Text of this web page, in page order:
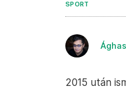
SPORT
2015 után